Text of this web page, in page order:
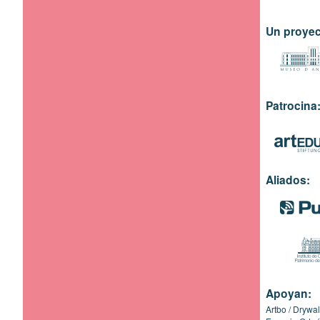
Un
Patrocina:
Aliados:
Apoyan:
Artbo